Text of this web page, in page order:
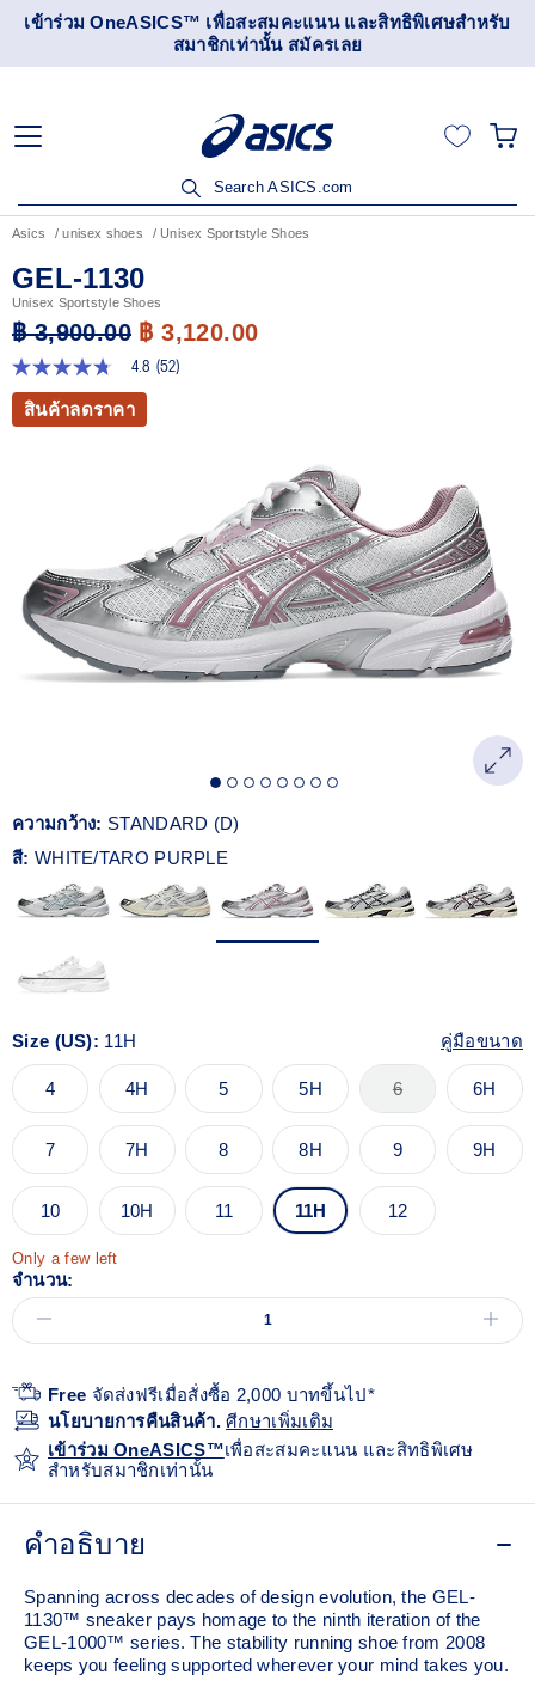
เข้าร่วม OneASICS™ เพื่อสะสมคะแนน และสิทธิพิเศษสำหรับ
สมาชิกเท่านั้น สมัครเลย
Search ASICS.com
Asics unisex shoes Unisex Sportstyle Shoes
GEL-1130
Unisex Sportstyle Shoes
฿ 3,900.00 ฿ 3,120.00
4.8
จาก
ดาว
ลิงก์
หน้า
เดียวกัน
4.8 (52)
สินค้าลดราคา
ความกว้าง: STANDARD (D)
สี: WHITE/TARO PURPLE
Size (US): 11H คู่มือขนาด
4 4H 5 5H 6 6H
7 7H 8 8H 9 9H
10 10H 11 11H 12
Only a few left
จำนวน:
Free จัดส่งฟรีเมื่อสั่งซื้อ 2,000 บาทขึ้นไป*
นโยบายการคืนสินค้า.ศีกษาเพิ่มเติม
เข้าร่วม OneASICS™เพื่อสะสมคะแนน และสิทธิพิเศษ
สำหรับสมาชิกเท่านั้น
คำอธิบาย
Spanning across decades of design evolution, the GEL-
1130™ sneaker pays homage to the ninth iteration of the
GEL-1000™ series. The stability running shoe from 2008
keeps you feeling supported wherever your mind takes you.